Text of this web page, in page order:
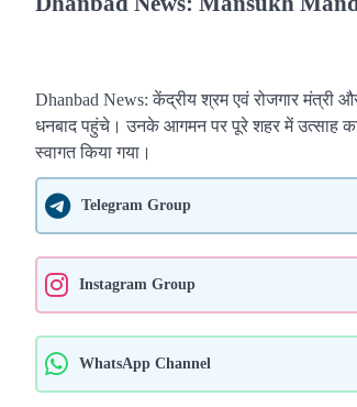
Dhanbad News: केंद्रीय श्रम एवं रोजगार मंत्री
धनबाद पहुंचे। उनके आगमन पर पूरे शहर में उत्साह का
स्वागत किया गया।
Telegram Group
Instagram Group
WhatsApp Channel